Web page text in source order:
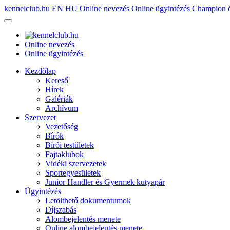
kennelclub.hu EN HU Online nevezés Online ügyintézés Champion
Online nevezés
Online ügyintézés
Kezdőlap
Kereső
Hírek
Galériák
Archívum
Szervezet
Vezetőség
Bírók
Bírói testületek
Fajtaklubok
Vidéki szervezetek
Sportegyesületek
Junior Handler és Gyermek kutyapár
Ügyintézés
Letölthető dokumentumok
Díjszabás
Alombejelentés menete
Online alombejelentés menete